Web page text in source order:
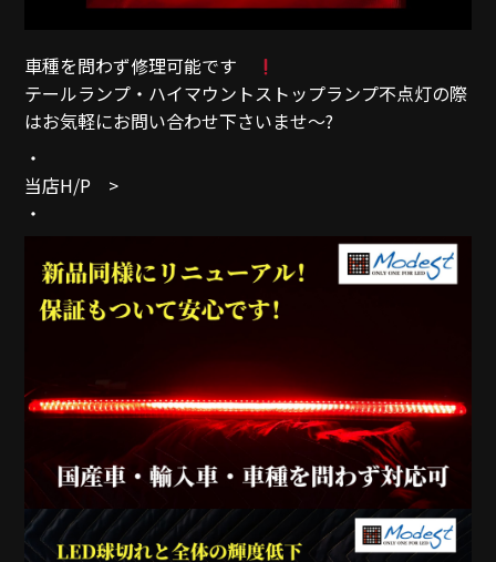
車種を問わず修理可能です
テールランプ・ハイマウントストップランプ不点灯の際
はお気軽にお問い合わせ下さいませ～?
・
当店H/P >
・